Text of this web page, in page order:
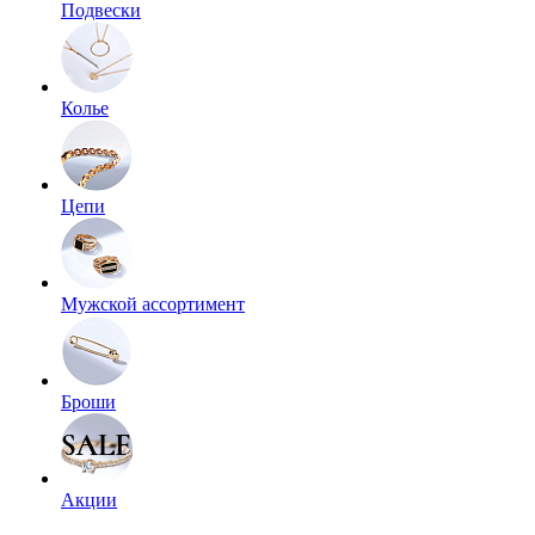
Подвески
Колье
Цепи
Мужской ассортимент
Броши
Акции